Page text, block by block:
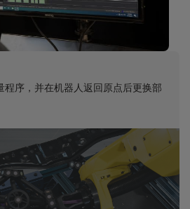
序，并在机器人返回原点后更换部